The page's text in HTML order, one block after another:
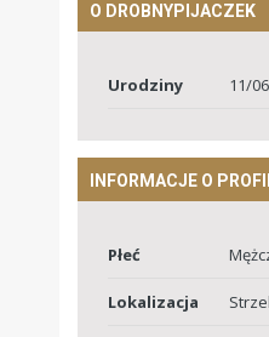
O DROBNYPIJACZEK
Urodziny 11/
INFORMACJE O
Płeć
Lokalizacja